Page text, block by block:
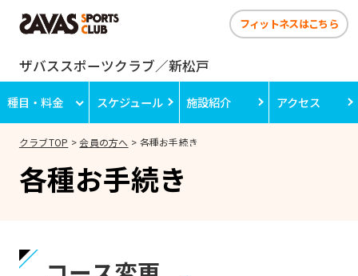
ザバススポーツクラブ／新松戸
フィットネスはこちら
種目・料金 スケジュール 施設紹介 アクセス
クラブTOP 会員の方へ 各種お手続き
各種お手続き